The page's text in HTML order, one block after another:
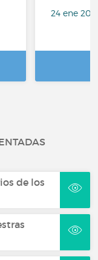
24 ene
de los